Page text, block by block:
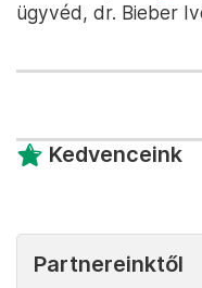
ügyvéd, dr. Bieber
Kedvenceink
Partnereinktől